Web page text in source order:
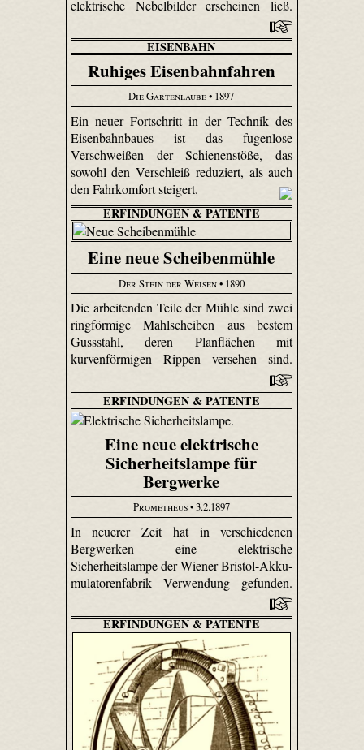
elektrische Nebelbilder erscheinen ließ.
EISENBAHN
Ruhiges Eisenbahnfahren
Die Gartenlaube• 1897
Ein neuer Fortschritt in der Technik des
Eisenbahnbaues ist das fugenlose
Verschweißen der Schienenstöße, das
sowohl den Verschleiß reduziert, als auch
den Fahrkomfort steigert.
ERFINDUNGEN & PATENTE
Eine neue Scheibenmühle
Der Stein der Weisen• 1890
Die arbeitenden Teile der Mühle sind zwei
ringförmige Mahl­scheiben aus bestem
Gussstahl, deren Plan­flächen mit
kurvenförmigen Rippen versehen sind.
ERFINDUNGEN & PATENTE
Eine neue elektrische
Sicherheitslampe für
Bergwerke
Prometheus• 3.2.1897
In neuerer Zeit hat in verschiedenen
Bergwerken eine elektrische
Sicherheitslampe der Wiener Bristol-Akku­
mulatoren­fabrik Verwendung gefunden.
ERFINDUNGEN & PATENTE